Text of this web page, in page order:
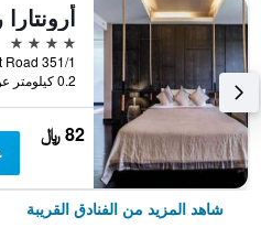
4 نجوم
0.2 كيلومتر عن وسط المدينة
82 ﷼
شاهد المزيد من الفنادق القريبة